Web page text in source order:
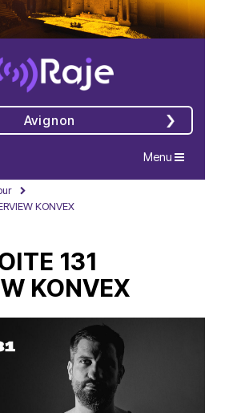
Avignon
Navigation
Menu
KONVEX
131
KONVEX